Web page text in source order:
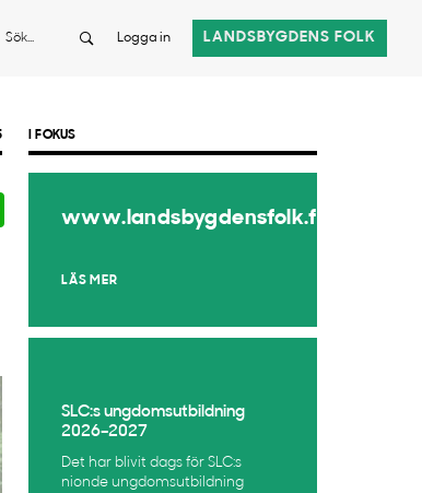
Sök Logga in LANDSBYGDENS FOLK
I FOKUS
www.landsbygdensfolk.fi
LÄS MER
SLC:s ungdomsutbildning
2026–2027
Det har blivit dags för SLC:s
nionde ungdomsutbildning